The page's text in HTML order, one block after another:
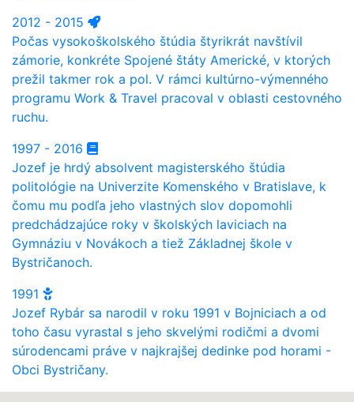
2012 - 2015
Počas vysokoškolského štúdia štyrikrát navštívil
zámorie, konkréte Spojené štáty Americké, v ktorých
prežil takmer rok a pol. V rámci kultúrno-výmenného
programu Work & Travel pracoval v oblasti cestovného
ruchu.
1997 - 2016
Jozef je hrdý absolvent magisterského štúdia
politológie na Univerzite Komenského v Bratislave, k
čomu mu podľa jeho vlastných slov dopomohli
predchádzajúce roky v školských laviciach na
Gymnáziu v Novákoch a tiež Základnej škole v
Bystričanoch.
1991
Jozef Rybár sa narodil v roku 1991 v Bojniciach a od
toho času vyrastal s jeho skvelými rodičmi a dvomi
súrodencami práve v najkrajšej dedinke pod horami -
Obci Bystričany.